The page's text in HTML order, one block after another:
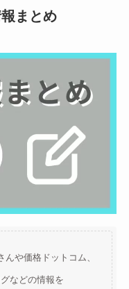
まとめ
や価格ドットコム、
などの情報を